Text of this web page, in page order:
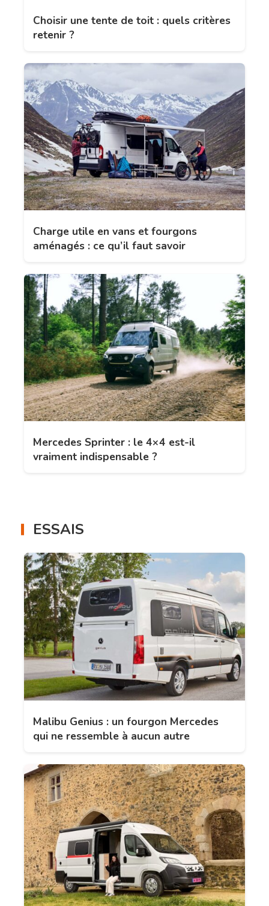
Choisir une tente de toit : quels critères
retenir ?
Charge utile en vans et fourgons
aménagés : ce qu’il faut savoir
Mercedes Sprinter : le 4×4 est-il
vraiment indispensable ?
ESSAIS
Malibu Genius : un fourgon Mercedes
qui ne ressemble à aucun autre